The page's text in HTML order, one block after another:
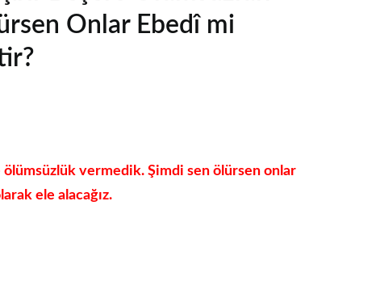
Onlar Ebedî mi
vermedik. Şimdi sen ölürsen onlar
ele alacağız.